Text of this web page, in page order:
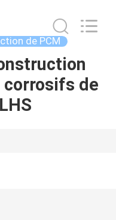
de PCM
corrosifs de